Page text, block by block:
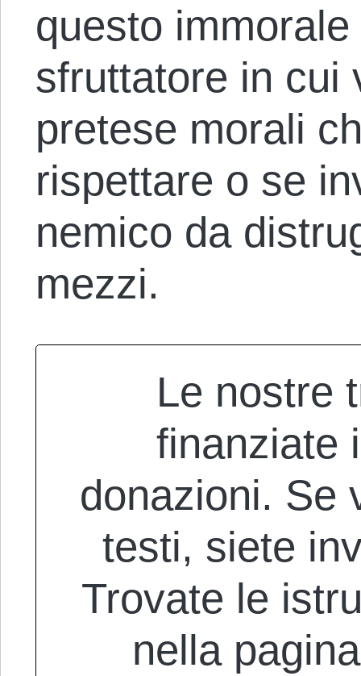
questo
sfruttatore in cui
pretese morali
rispettare o se
nemico da
mezzi.
Le nostre
finanziate
donazioni. Se
testi, siete
Trovate le
nella